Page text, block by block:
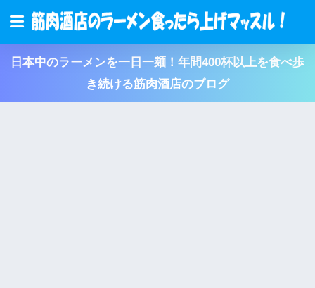
日本中のラーメンを一日一麺！年間400杯以上を食べ歩
き続ける筋肉酒店のブログ